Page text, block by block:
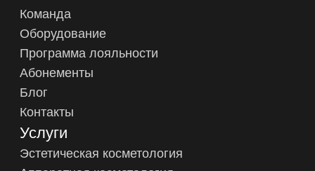
Ресурсная терапия
Контакты
Романов переулок, д 5
5 мин. от м «Арбатская»
+7 (930) 036-11-22
+7 (958) 196-13-14
Ежедневно с 10:00 до 22:00
info@romanov5.ru